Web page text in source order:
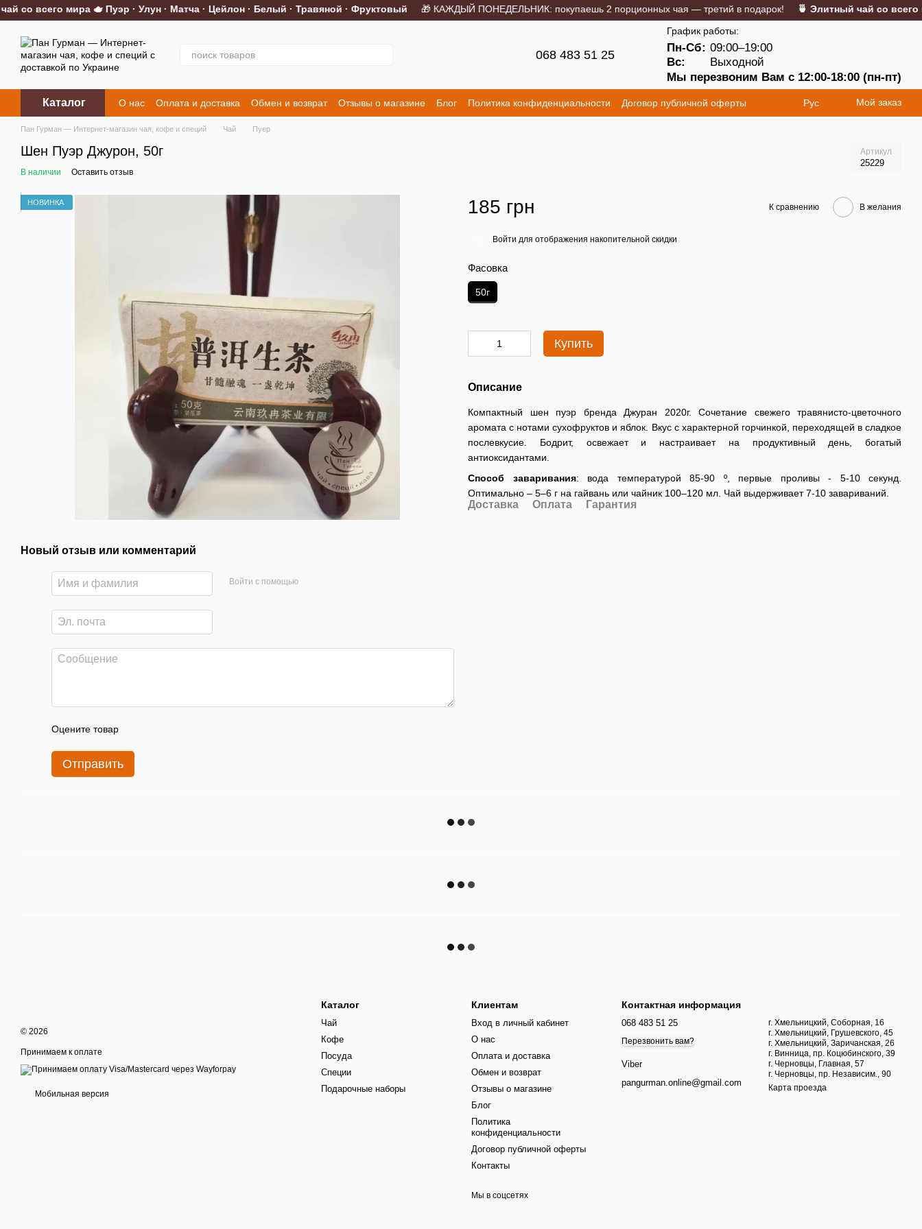
Перейти к основному контенту
всего мира 🫖 Пуэр · Улун · Матча · Цейлон · Белый · Травяной · Фруктовый🎁 КАЖДЫЙ ПОНЕДЕЛЬНИК: покупаешь 2 порционных чая — третий в подарок!🍵 Элитный чай со всего
068 483 51 25
График работы:
Пн-Сб: 09:00–19:00
Вс:
Выходной
Мы перезвоним Вам с 12:00-18:00 (пн-пт)
Каталог О нас Оплата и доставка Обмен и возврат Отзывы о магазине Блог Политика конфиденциальности
Договор публичной оферты
Контакты
Рус Мой заказ
Пан Гурман — Интернет-магазин чая, кофе и специй Чай Пуер
Шен Пуэр Джурон, 50г Артикул
25229
В наличии Оставить отзыв
НОВИНКА
Новый отзыв или комментарий
Войти с помощью
Оцените товар
Отправить
185 грн К сравнению В желания
Войти для отображения накопительной скидки
Фасовка
50г
Купить
Описание
Компактный шен пуэр бренда Джуран 2020г. Сочетание свежего травянисто-цветочного
аромата с нотами сухофруктов и яблок. Вкус с характерной горчинкой, переходящей в сладкое
послевкусие. Бодрит, освежает и настраивает на продуктивный день, богатый
антиоксидантами.
Способ заваривания: вода температурой 85-90 º, первые проливы - 5-10 секунд.
Оптимально – 5–6 г на гайвань или чайник 100–120 мл. Чай выдерживает 7-10 завариваний.
Доставка Оплата Гарантия
© 2026
Принимаем к оплате
Мобильная версия
Каталог
Чай
Кофе
Посуда
Специи
Подарочные наборы
Клиентам
Вход в личный кабинет
О нас
Оплата и доставка
Обмен и возврат
Отзывы о магазине
Блог
Политика
конфиденциальности
Договор публичной оферты
Контакты
Мы в соцсетях
Контактная информация
068 483 51 25
Перезвонить вам?
Viber
pangurman.online@gmail.com
г. Хмельницкий, Соборная, 16
г. Хмельницкий, Грушевского, 45
г. Хмельницкий, Заричанская, 26
г. Винница, пр. Коцюбинского, 39
г. Черновцы, Главная, 57
г. Черновцы, пр. Независим., 90
Карта проезда